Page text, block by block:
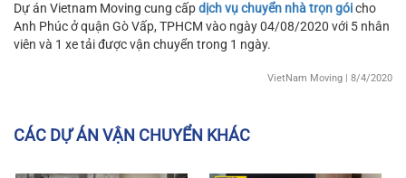
Dự án Vietnam Moving cung cấpdịch vụ chuyển nhà trọn góicho
Anh Phúc ở quận Gò Vấp, TPHCM vào ngày 04/08/2020 với 5 nhân
viên và 1 xe tải được vận chuyển trong 1 ngày.
VietNam Moving | 8/4/2020
CÁC DỰ ÁN VẬN CHUYỂN KHÁC